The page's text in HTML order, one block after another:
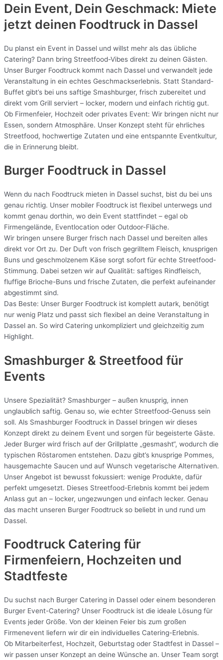
Dein Event, Dein Geschmack: Miete
jetzt deinen Foodtruck in Dassel
Du planst ein Event in Dassel und willst mehr als das übliche
Catering? Dann bring Streetfood-Vibes direkt zu deinen Gästen.
Unser Burger Foodtruck kommt nach Dassel und verwandelt jede
Veranstaltung in ein echtes Geschmackserlebnis. Statt Standard-
Buffet gibt’s bei uns saftige Smashburger, frisch zubereitet und
direkt vom Grill serviert – locker, modern und einfach richtig gut.
Ob Firmenfeier, Hochzeit oder privates Event: Wir bringen nicht nur
Essen, sondern Atmosphäre. Unser Konzept steht für ehrliches
Streetfood, hochwertige Zutaten und eine entspannte Eventkultur,
die in Erinnerung bleibt.
Burger Foodtruck in Dassel
Wenn du nach Foodtruck mieten in Dassel suchst, bist du bei uns
genau richtig. Unser mobiler Foodtruck ist flexibel unterwegs und
kommt genau dorthin, wo dein Event stattfindet – egal ob
Firmengelände, Eventlocation oder Outdoor-Fläche.
Wir bringen unsere Burger frisch nach Dassel und bereiten alles
direkt vor Ort zu. Der Duft von frisch gegrilltem Fleisch, knusprigen
Buns und geschmolzenem Käse sorgt sofort für echte Streetfood-
Stimmung. Dabei setzen wir auf Qualität: saftiges Rindfleisch,
fluffige Brioche-Buns und frische Zutaten, die perfekt aufeinander
abgestimmt sind.
Das Beste: Unser Burger Foodtruck ist komplett autark, benötigt
nur wenig Platz und passt sich flexibel an deine Veranstaltung in
Dassel an. So wird Catering unkompliziert und gleichzeitig zum
Highlight.
Smashburger & Streetfood für
Events
Unsere Spezialität? Smashburger – außen knusprig, innen
unglaublich saftig. Genau so, wie echter Streetfood-Genuss sein
soll. Als Smashburger Foodtruck in Dassel bringen wir dieses
Konzept direkt zu deinem Event und sorgen für begeisterte Gäste.
Jeder Burger wird frisch auf der Grillplatte „gesmasht“, wodurch die
typischen Röstaromen entstehen. Dazu gibt’s knusprige Pommes,
hausgemachte Saucen und auf Wunsch vegetarische Alternativen.
Unser Angebot ist bewusst fokussiert: wenige Produkte, dafür
perfekt umgesetzt. Dieses Streetfood-Erlebnis kommt bei jedem
Anlass gut an – locker, ungezwungen und einfach lecker. Genau
das macht unseren Burger Foodtruck so beliebt in und rund um
Dassel.
Foodtruck Catering für
Firmenfeiern, Hochzeiten und
Stadtfeste
Du suchst nach Burger Catering in Dassel oder einem besonderen
Burger Event-Catering? Unser Foodtruck ist die ideale Lösung für
Events jeder Größe. Von der kleinen Feier bis zum großen
Firmenevent liefern wir dir ein individuelles Catering-Erlebnis.
Ob Mitarbeiterfest, Hochzeit, Geburtstag oder Stadtfest in Dassel –
wir passen unser Konzept an deine Wünsche an. Unser Team sorgt